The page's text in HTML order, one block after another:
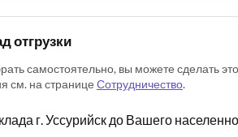
отгрузки
самостоятельно, вы можете сделать
см. на странице Сотрудничество.
г. Уссурийск до Вашего